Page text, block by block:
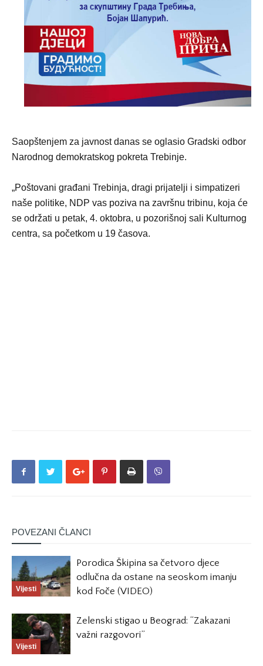
Saopštenjem za javnost danas se oglasio Gradski odbor
Narodnog demokratskog pokreta Trebinje.
„Poštovani građani Trebinja, dragi prijatelji i simpatizeri
naše politike, NDP vas poziva na završnu tribinu, koja će
se održati u petak, 4. oktobra, u pozorišnoj sali Kulturnog
centra, sa početkom u 19 časova.
POVEZANI ČLANCI
Vijesti
Porodica Škipina sa četvoro djece
odlučna da ostane na seoskom imanju
kod Foče (VIDEO)
Vijesti
Zelenski stigao u Beograd: “Zakazani
važni razgovori”